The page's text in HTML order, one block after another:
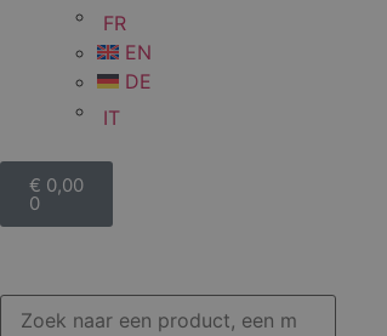
FR
EN
DE
IT
€ 0,00
0